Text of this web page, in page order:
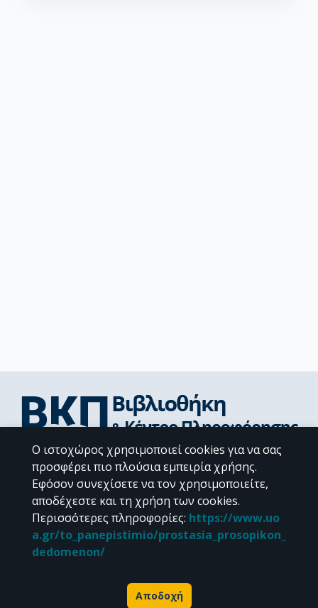
Διεύθυνση Βιβλιοθήκης & Κέντρου Πληροφόρησης
Βιβλιοθήκες Σχολών του ΕΚΠΑ
Υπολογιστικό Κέντρο Βιβλιοθηκών
Επικοινωνία / Helpdesk
Ο ιστοχώρος χρησιμοποιεί cookies για να σας
προσφέρει πιο πλούσια εμπειρία χρήσης.
Εφόσον συνεχίσετε να τον χρησιμοποιείτε,
αποδέχεστε και τη χρήση των cookies.
Περισσότερες πληροφορίες: https://www.uo
a.gr/to_panepistimio/prostasia_prosopikon_
dedomenon/
Αποδοχή